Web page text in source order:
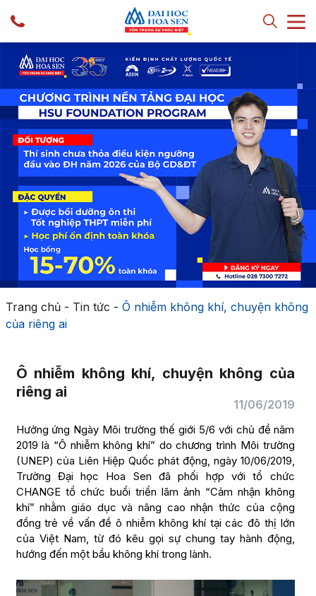
Trang chủ- Tin tức - Ô nhiễm không khí, chuyện không
của riêng ai
Ô nhiễm không khí, chuyện không của
riêng ai
11/06/2019
Hưởng ứng Ngày Môi trường thế giới 5/6 với chủ đề năm
2019 là “Ô nhiễm không khí” do chương trình Môi trường
(UNEP) của Liên Hiệp Quốc phát động, ngày 10/06/2019,
Trường Đại học Hoa Sen đã phối hợp với tổ chức
CHANGE tổ chức buổi triển lãm ảnh “Cảm nhận không
khí” nhằm giáo dục và nâng cao nhận thức của cộng
đồng trẻ về vấn đề ô nhiễm không khí tại các đô thị lớn
của Việt Nam, từ đó kêu gọi sự chung tay hành động,
hướng đến một bầu không khí trong lành.